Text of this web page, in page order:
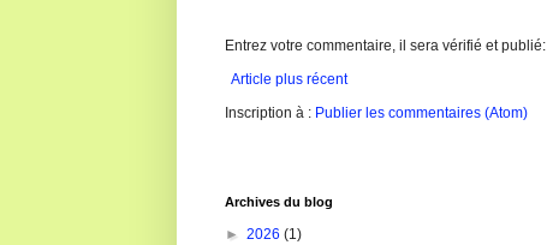
Entrez votre commentaire, il sera vérifié et publié:
Article plus récent
Inscription à : Publier les commentaires (Atom)
Archives du blog
► 2026 (1)